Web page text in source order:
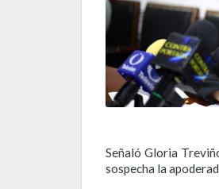
Señaló Gloria
sospecha la